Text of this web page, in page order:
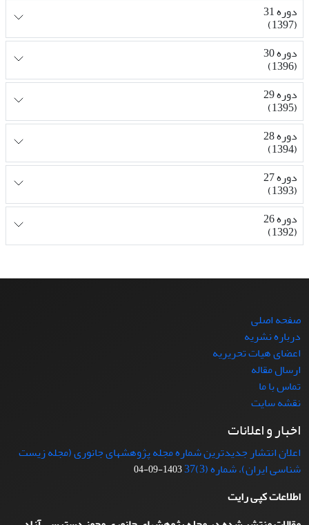
دوره 31
(1397)
دوره 30
(1396)
دوره 29
(1395)
دوره 28
(1394)
دوره 27
(1393)
دوره 26
(1392)
صفحه اصلی
درباره نشریه
اعضای هیات تحریریه
ارسال مقاله
تماس با ما
نقشه سایت
اخبار و اعلانات
اعلان انتشار جدیدترین شماره مجله پژوهشهای جانوری (مجله زیست
شناسی ایران)، شماره (3)37
1403-09-04
اطلاعات کپی رایت